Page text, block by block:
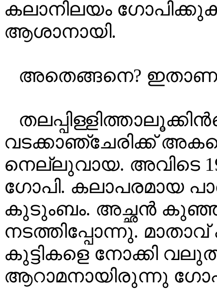
കലാനിലയം
ആശാനായി.
അതെങ്ങനെ?
വടക്കാഞ്ചേരിക്ക്
നെല്ലുവായ. അവിടെ
ഗോപി. കലാപരമായ
കുടുംബം. അച്ഛൻ
നടത്തിപ്പോന്നു.
കുട്ടികളെ നോക്കി
ആറാമനായിരുന്നു